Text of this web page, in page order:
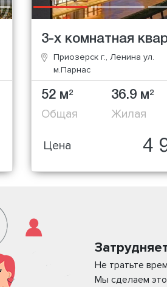
3-х комнатная
Приозерск г., Ленина ул.
м.Парнас
52 м2
Общая
36.9 м2
Жилая
Цена 4
Не тратьте
Мы сделаем это